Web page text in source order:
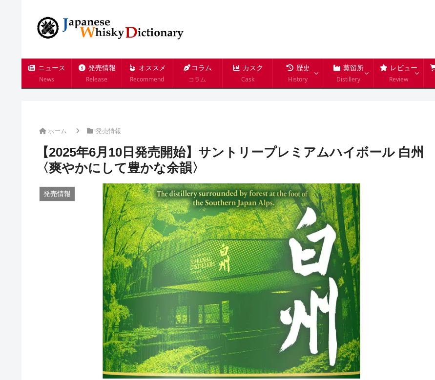
ニュース
News
発売情報
Release
オススメ
Recommend
コラム
コラム
カスク
Cask
歴史
History
蒸留所
Distillery
レビュー
Review
ホーム 発売情報
【2025年6月10日発売開始】サントリープレミアムハイボール 白州
〈爽やかにして豊かな余韻〉
発売情報